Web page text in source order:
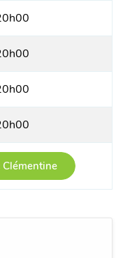
Clémentine